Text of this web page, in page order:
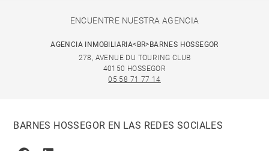
ENCUENTRE NUESTRA AGENCIA
AGENCIA INMOBILIARIA<BR>BARNES HOSSEGOR
278, AVENUE DU TOURING CLUB
40150 HOSSEGOR
05 58 71 77 14
BARNES HOSSEGOR EN LAS REDES SOCIALES